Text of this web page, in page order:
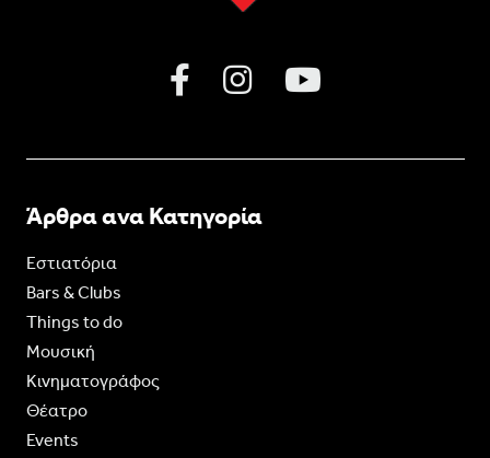
Άρθρα ανα Κατηγορία
Εστιατόρια
Bars & Clubs
Things to do
Moυσική
Κινηματογράφος
Θέατρο
Events